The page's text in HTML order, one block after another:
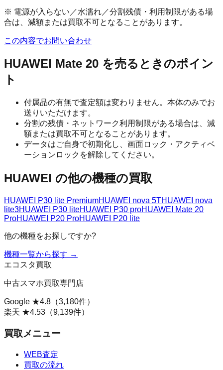
※ 電源が入らない／水濡れ／分割残債・利用制限がある場
合は、減額または買取不可となることがあります。
この内容でお問い合わせ
HUAWEI Mate 20 を売るときのポイン
ト
付属品の有無で査定額は変わりません。本体のみでお
送りいただけます。
分割の残債・ネットワーク利用制限がある場合は、減
額または買取不可となることがあります。
データはご自身で初期化し、画面ロック・アクティベ
ーションロックを解除してください。
HUAWEI の他の機種の買取
HUAWEI P30 lite PremiumHUAWEI nova 5THUAWEI nova
lite3HUAWEI P30 liteHUAWEI P30 proHUAWEI Mate 20
ProHUAWEI P20 ProHUAWEI P20 lite
他の機種をお探しですか?
機種一覧から探す →
エコスタ買取
中古スマホ買取専門店
Google ★4.8 （3,180件）
楽天 ★4.53 （9,139件）
買取メニュー
WEB査定
買取の流れ